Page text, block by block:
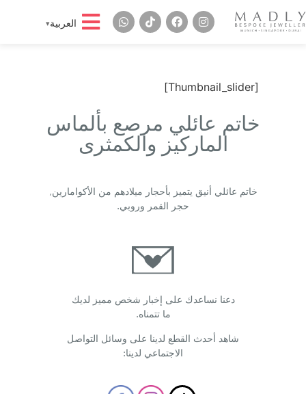
العربية
[Thumbnail_slider]
خاتم عائلي مرصع بألماس
الماركيز والكمثرى
خاتم عائلي أنيق يتميز بأحجار ميلادهم من الأكوامارين,
حجر القمر وروبي.
دعنا نساعدك على إخبار شخص مميز لديك
ما تتمناه.
شاهد أحدث القطع لدينا على وسائل التواصل
الاجتماعي لدينا: